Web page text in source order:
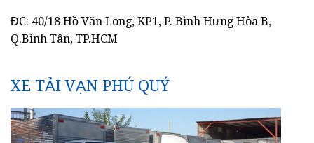
ĐC: 40/18 Hồ Văn Long, KP1, P. Bình Hưng Hòa B,
Q.Bình Tân, TP.HCM
XE TẢI VẠN PHÚ QUÝ